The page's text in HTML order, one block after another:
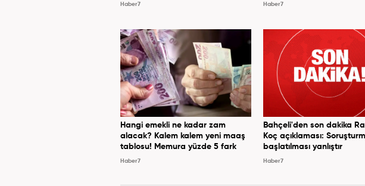
Haber7 Haber7
Hangi emekli ne kadar zam
alacak? Kalem kalem yeni maaş
tablosu! Memura yüzde 5 fark
Haber7
Bahçeli'den son dakika
Koç açıklaması:
başlatılması yanlıştır
Haber7